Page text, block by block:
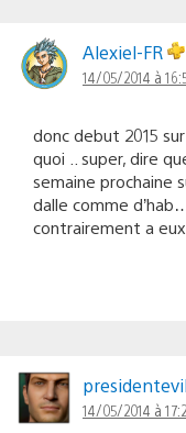
Alexiel-FR
14/05/2014 à
donc debut 2015
quoi .. super, dire
semaine prochaine
dalle comme
contrairement a eux
14/05/2014 à